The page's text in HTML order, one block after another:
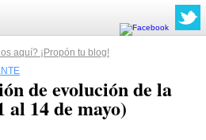
aquí? ¡Propón tu blog!
de evolución de la
al 14 de mayo)